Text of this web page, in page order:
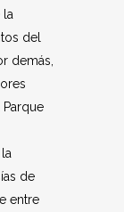
del
demás,
de
entre